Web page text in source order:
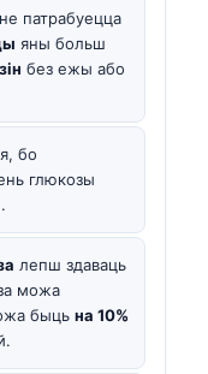
патрабуецца
яны больш
без ежы або
бо
глюкозы
.
лепш здаваць
можа
быць на 10%